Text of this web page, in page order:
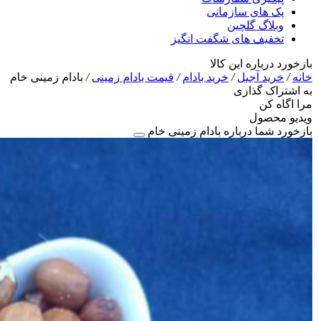
پک های سازمانی
وبلاگ گلچین
تخفیف های شگفت انگیز
بازخورد درباره این کالا
خانه/ خرید آجیل/ خرید بادام/ قیمت بادام زمینی/ بادام زمینی خام
به اشتراک گذاری
مرا اگاه کن
ویدیو محصول
بازخورد شما درباره بادام زمینی خام